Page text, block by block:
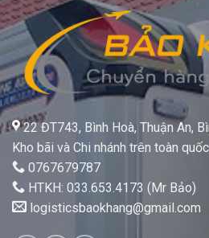
22 ĐT743, Bình Hoà, Thuận An,
Kho bãi và Chi nhánh trên toàn quốc
0767679787
HTKH: 033.653.4173 (Mr Bảo)
logisticsbaokhang@gmail.com